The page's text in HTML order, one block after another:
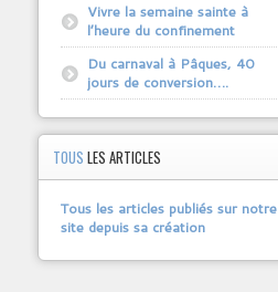
Vivre la semaine sainte à
l’heure du confinement
Du carnaval à Pâques, 40
jours de conversion….
TOUS LES ARTICLES
Tous les articles publiés sur notre
site depuis sa création